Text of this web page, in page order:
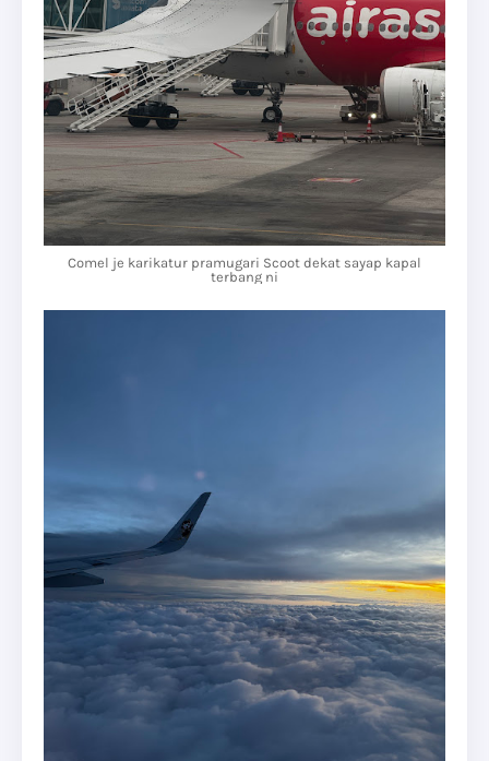
Comel je karikatur pramugari Scoot dekat sayap kapal
terbang ni